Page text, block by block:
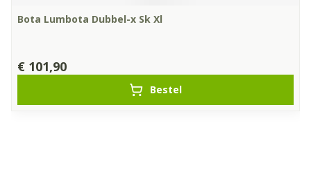
Bota Lumbota Dubbel-x Sk Xl
€ 101,90
Bestel